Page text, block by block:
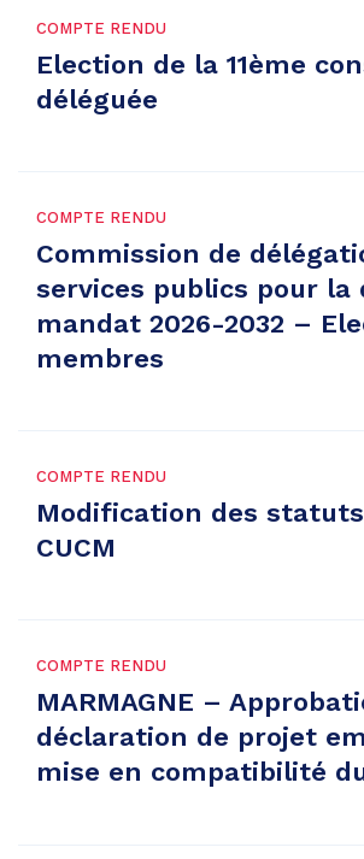
COMPTE RENDU
Election de la 11ème
déléguée
COMPTE RENDU
Commission de
services publics pour la
mandat 2026-2032 –
membres
COMPTE RENDU
Modification des
CUCM
COMPTE RENDU
MARMAGNE –
déclaration de projet
mise en compatibilité